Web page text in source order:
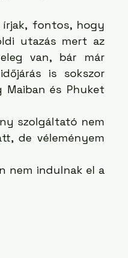
írjak, fontos, hogy
utazás mert az
van, bár már
is sokszor
Maiban és Phuket
szolgáltató nem
de véleményem
nem indulnak el a